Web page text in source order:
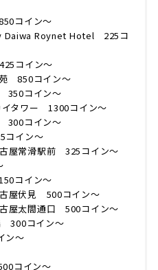
コイン〜
Daiwa Roynet Hotel 225コ
コイン〜
苑 850コイン〜
350コイン〜
イタワー 1300コイン〜
300コイン〜
コイン〜
屋常滑駅前 325コイン〜
コイン〜
古屋伏見 500コイン〜
屋太閤通口 500コイン〜
300コイン〜
ン〜
コイン〜